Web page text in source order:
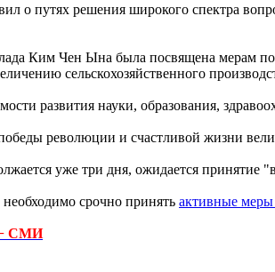
о путях решения широкого спектра
Ким Чен Ына была посвящена
сельскохозяйственного
развития науки, образования,
революции и счастливой жизни
уже три дня, ожидается принятие
срочно принять активные меры
− СМИ